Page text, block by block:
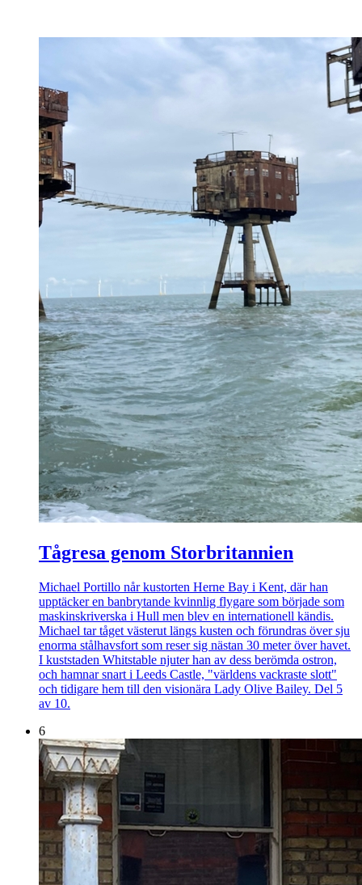
Tågresa genom Storbritannien
Michael Portillo når kustorten Herne Bay i Kent, där han
upptäcker en banbrytande kvinnlig flygare som började som
maskinskriverska i Hull men blev en internationell kändis.
Michael tar tåget västerut längs kusten och förundras över sju
enorma stålhavsfort som reser sig nästan 30 meter över havet.
I kuststaden Whitstable njuter han av dess berömda ostron,
och hamnar snart i Leeds Castle, "världens vackraste slott"
och tidigare hem till den visionära Lady Olive Bailey. Del 5
av 10.
6